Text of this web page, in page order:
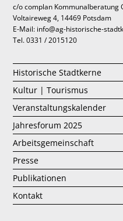
c/o complan Kommunalberatung
Voltaireweg 4, 14469 Potsdam
E-Mail: info@ag-historische-
Tel. 0331 / 2015120
Historische Stadtkerne
Kultur | Tourismus
Veranstaltungskalender
Jahresforum 2025
Arbeitsgemeinschaft
Presse
Publikationen
Kontakt